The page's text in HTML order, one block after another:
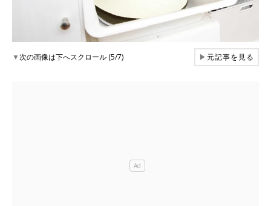
▼次の画像は下へスクロール (5/7) ▶元記事を見る